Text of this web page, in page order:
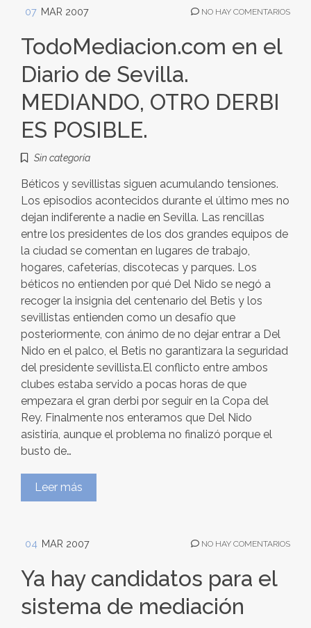
07 MAR 2007 NO HAY COMENTARIOS
TodoMediacion.com en el
Diario de Sevilla.
MEDIANDO, OTRO DERBI
ES POSIBLE.
Sin categoría
Béticos y sevillistas siguen acumulando tensiones.
Los episodios acontecidos durante el último mes no
dejan indiferente a nadie en Sevilla. Las rencillas
entre los presidentes de los dos grandes equipos de
la ciudad se comentan en lugares de trabajo,
hogares, cafeterías, discotecas y parques. Los
béticos no entienden por qué Del Nido se negó a
recoger la insignia del centenario del Betis y los
sevillistas entienden como un desafío que
posteriormente, con ánimo de no dejar entrar a Del
Nido en el palco, el Betis no garantizara la seguridad
del presidente sevillista.El conflicto entre ambos
clubes estaba servido a pocas horas de que
empezara el gran derbi por seguir en la Copa del
Rey. Finalmente nos enteramos que Del Nido
asistiría, aunque el problema no finalizó porque el
busto de…
Leer más
04 MAR 2007 NO HAY COMENTARIOS
Ya hay candidatos para el
sistema de mediación